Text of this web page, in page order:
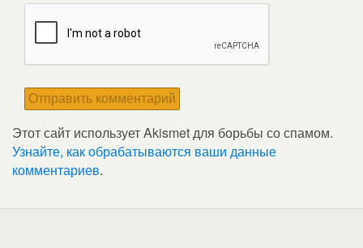
Этот сайт использует Akismet для борьбы со спамом.
Узнайте, как обрабатываются ваши данные
комментариев.